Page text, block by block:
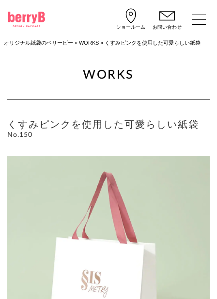
ショールーム お問い合わせ
オリジナル紙袋のベリービー » WORKS» くすみピンクを使用した可愛らしい紙袋
WORKS
くすみピンクを使用した可愛らしい紙袋
No.150